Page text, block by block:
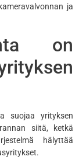
ja
on
suojaa yrityksen
siitä, ketkä
hälyttää